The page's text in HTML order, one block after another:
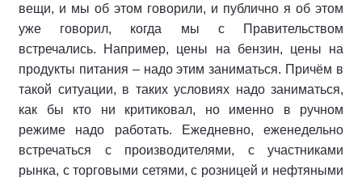
вещи, и мы об этом говорили, и публично я об этом
уже говорил, когда мы с Правительством
встречались. Например, цены на бензин, цены на
продукты питания – надо этим заниматься. Причём в
такой ситуации, в таких условиях надо заниматься,
как бы кто ни критиковал, но именно в ручном
режиме надо работать. Ежедневно, еженедельно
встречаться с производителями, с участниками
рынка, с торговыми сетями, с розницей и нефтяными